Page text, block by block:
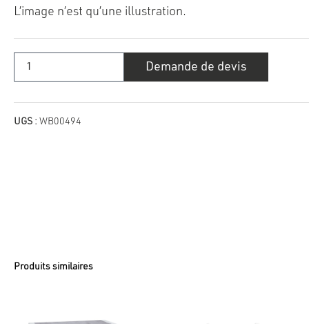
L’image n’est qu’une illustration.
Méridien
pour
6
Demande de devis
UGS : WB00494
Produits similaires